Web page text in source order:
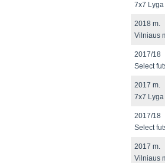
7x7 Lyga
2018 m.
Vilniaus
2017/18
Select
2017 m.
7x7
2017/18
Select
2017 m.
Vilniaus